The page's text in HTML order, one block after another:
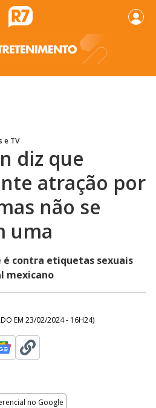
e TV
diz que
atração por
não se
uma
é contra etiquetas sexuais
mexicano
EM 23/02/2024 - 16H24)
no Google